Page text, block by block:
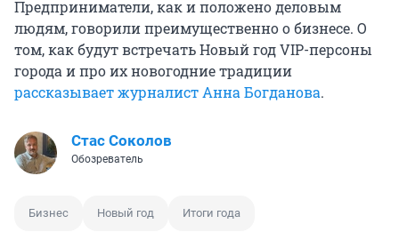
Предприниматели, как и положено деловым
людям, говорили преимущественно о бизнесе. О
том, как будут встречать Новый год VIP-персоны
города и про их новогодние традиции
рассказывает журналист Анна Богданова.
Стас Соколов
Обозреватель
Бизнес Новый год Итоги года